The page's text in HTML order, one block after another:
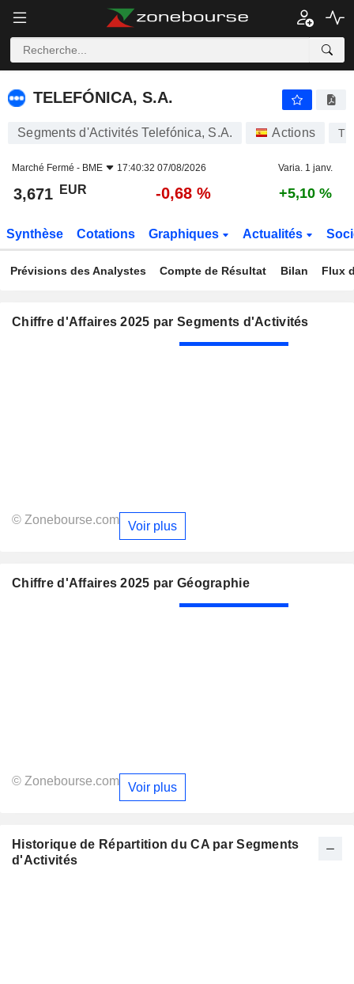
TELEFÓNICA, S.A.
TELEFÓNICA, S.A.
Segments d'Activités Telefónica, S.A. Actions
Marché Fermé - BME 17:40:32 07/08/2026 Varia. 1 janv.
3,671 EUR -0,68 % +5,10 %
Synthèse Cotations Graphiques Actualités
Prévisions des Analystes Compte de Résultat Bilan Flux
Chiffre d'Affaires 2025 par Segments d'Activités
© Zonebourse.com Voir plus
Chiffre d'Affaires 2025 par Géographie
© Zonebourse.com Voir plus
Historique de Répartition du CA par Segments
d'Activités